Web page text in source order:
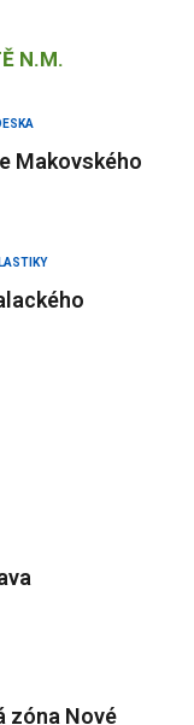
N.M.
Makovského
zóna Nové